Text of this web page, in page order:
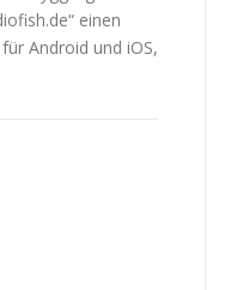
einen
Android und iOS,